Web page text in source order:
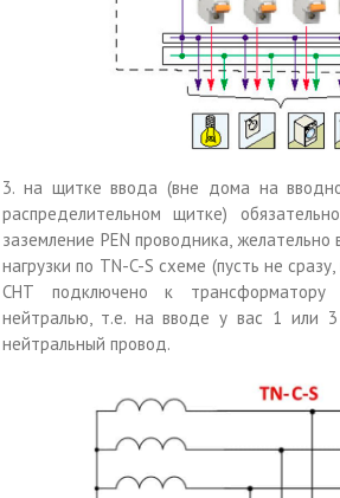
3. на щитке ввода (вне дома на
распределительном щитке)
заземление PEN проводника,
нагрузки по TN-C-S схеме (пусть не
СНТ подключено к трансформатору
нейтралью, т.е. на вводе у вас 1 или
нейтральный провод.